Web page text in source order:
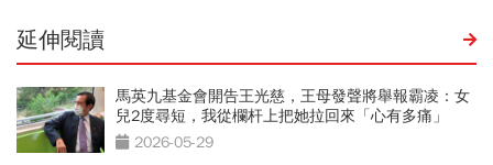
延伸閱讀
馬英九基金會開告王光慈，王母發聲將舉報霸凌：女
兒2度尋短，我從欄杆上把她拉回來「心有多痛」
2026-05-29